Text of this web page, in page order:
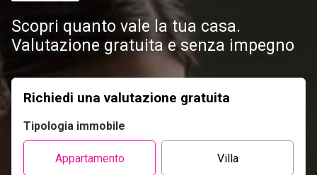
Scopri quanto vale la tua casa.
Valutazione gratuita e senza impegno
Richiedi una valutazione gratuita
Tipologia immobile
Appartamento Villa